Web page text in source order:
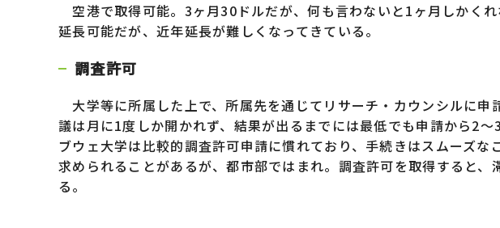
空港で取得可能。3ヶ月30ドルだが、何も言わないと1ヶ月しかく
延長可能だが、近年延長が難しくなってきている。
調査許可
大学等に所属した上で、所属先を通じてリサーチ・カウンシルに
議は月に1度しか開かれず、結果が出るまでには最低でも申請から2
ブウェ大学は比較的調査許可申請に慣れており、手続きはスムーズ
求められることがあるが、都市部ではまれ。調査許可を取得すると
る。